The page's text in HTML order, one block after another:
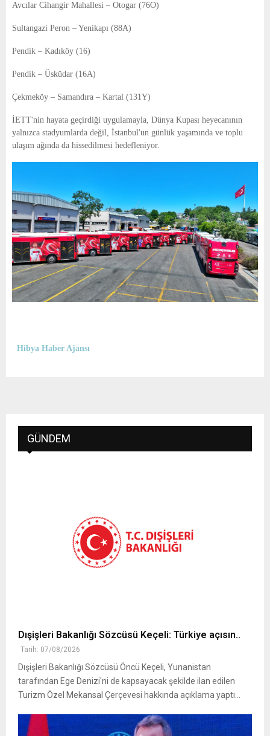
Avcılar Cihangir Mahallesi – Otogar (76O)
Sultangazi Peron – Yenikapı (88A)
Pendik – Kadıköy (16)
Pendik – Üsküdar (16A)
Çekmeköy – Samandıra – Kartal (131Y)
İETT'nin hayata geçirdiği uygulamayla, Dünya Kupası heyecanının
yalnızca stadyumlarda değil, İstanbul'un günlük yaşamında ve toplu
ulaşım ağında da hissedilmesi hedefleniyor.
Hibya Haber Ajansı
GÜNDEM
Dışişleri Bakanlığı Sözcüsü Keçeli: Türkiye açısın..
Tarih: 07/08/2026
Dışişleri Bakanlığı Sözcüsü Öncü Keçeli, Yunanistan
tarafından Ege Denizi'ni de kapsayacak şekilde ilan edilen
Turizm Özel Mekansal Çerçevesi hakkında açıklama yaptı...